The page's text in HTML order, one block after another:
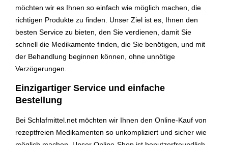
möchten wir es Ihnen so einfach wie möglich machen, die
richtigen Produkte zu finden. Unser Ziel ist es, Ihnen den
besten Service zu bieten, den Sie verdienen, damit Sie
schnell die Medikamente finden, die Sie benötigen, und mit
der Behandlung beginnen können, ohne unnötige
Verzögerungen.
Einzigartiger Service und einfache
Bestellung
Bei Schlafmittel.net möchten wir Ihnen den Online-Kauf von
rezeptfreien Medikamenten so unkompliziert und sicher wie